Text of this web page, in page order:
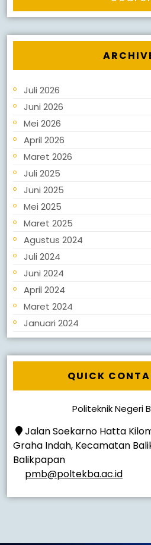
Juli 2026
Juni 2026
Mei 2026
April 2026
Maret 2026
Juli 2025
Juni 2025
Mei 2025
Maret 2025
Agustus 2024
Juli 2024
Juni 2024
April 2024
Maret 2024
Januari 2024
QUICK
Politeknik Negeri
Jalan Soekarno Hatta
Graha Indah, Kecamatan
Balikpapan
pmb@poltekba.ac.id